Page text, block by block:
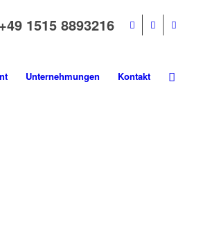
+49 1515 8893216
Unternehmungen Kontakt